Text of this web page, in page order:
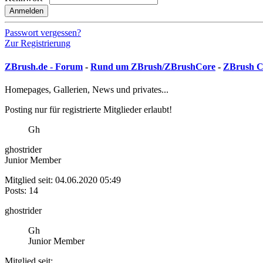
Anmelden
Passwort vergessen?
Zur Registrierung
ZBrush.de - Forum - Rund um ZBrush/ZBrushCore - ZBrush
Homepages, Gallerien, News und privates...
Posting nur für registrierte Mitglieder erlaubt!
Gh
ghostrider
Junior Member
Mitglied seit: 04.06.2020 05:49
Posts: 14
ghostrider
Gh
Junior Member
Mitglied seit: